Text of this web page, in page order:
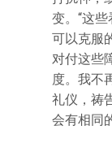
变。“这
可以克服
对付这些
度。我不
礼仪，祷
会有相同